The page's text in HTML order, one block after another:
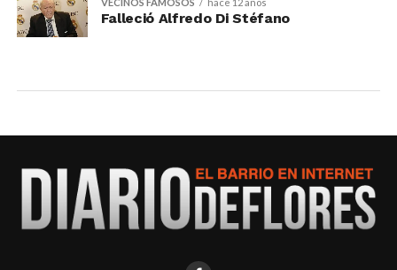
Falleció Alfredo Di Stéfano